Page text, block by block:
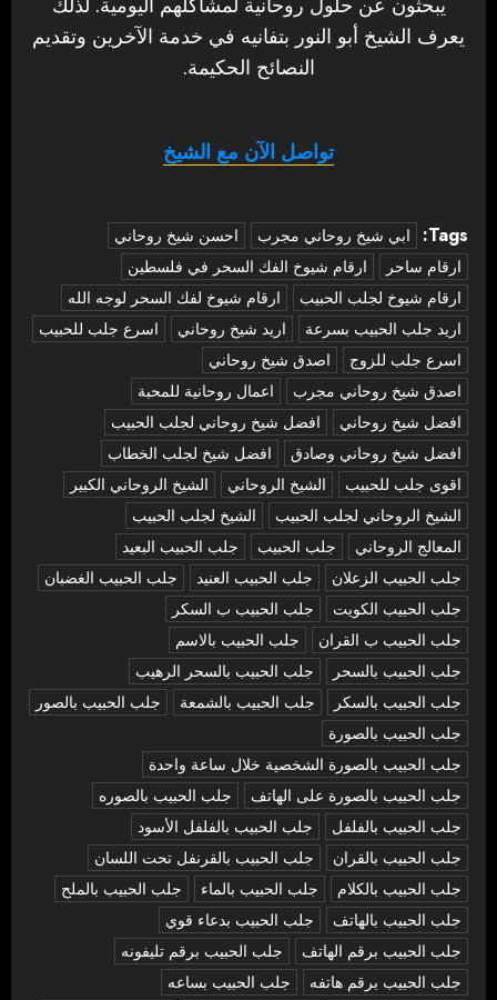
يعرف الشيخ أبو النور بتفانيه في خدمة الآخرين وتقديم
النصائح الحكيمة.
تواصل الآن مع الشيخ
Tags: ‏ابي شيخ روحاني مجرب
احسن شيخ روحاني
ارقام ساحر
ارقام شيوخ الفك السحر في فلسطين
ارقام شيوخ لجلب الحبيب
ارقام شيوخ لفك السحر لوجه الله
اريد جلب الحبيب بسرعة
اريد شيخ روحاني
اسرع جلب للحبيب
اسرع جلب للزوج
اصدق شيخ روحاني
اصدق شيخ روحاني مجرب
اعمال روحانية للمحبة
افضل شيخ روحاني
افضل شيخ روحاني لجلب الحبيب
افضل شيخ روحاني وصادق
افضل شيخ لجلب الخطاب
اقوى جلب للحبيب
الشيخ الروحاني
الشيخ الروحاني الكبير
الشيخ الروحاني لجلب الحبيب
الشيخ لجلب الحبيب
المعالج الروحاني
جلب الحبيب
جلب الحبيب البعيد
جلب الحبيب الزعلان
جلب الحبيب العنيد
جلب الحبيب الغضبان
جلب الحبيب الكويت
جلب الحبيب ب السكر
جلب الحبيب ب القران
جلب الحبيب بالاسم
جلب الحبيب بالسحر
جلب الحبيب بالسحر الرهيب
جلب الحبيب بالسكر
جلب الحبيب بالشمعة
جلب الحبيب بالصور
جلب الحبيب بالصورة
جلب الحبيب بالصورة الشخصية خلال ساعة واحدة
جلب الحبيب بالصورة على الهاتف
جلب الحبيب بالصوره
جلب الحبيب بالفلفل
جلب الحبيب بالفلفل الأسود
جلب الحبيب بالقران
جلب الحبيب بالقرنفل تحت اللسان
جلب الحبيب بالكلام
جلب الحبيب بالماء
جلب الحبيب بالملح
جلب الحبيب بالهاتف
جلب الحبيب بدعاء قوي
جلب الحبيب برقم الهاتف
جلب الحبيب برقم تليفونه
جلب الحبيب برقم هاتفه
جلب الحبيب بساعه